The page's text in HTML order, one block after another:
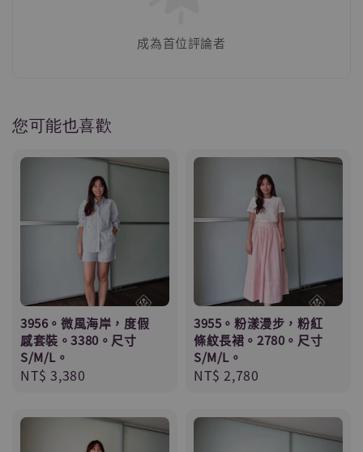
成為首位評論者
您可能也喜歡
3956。微風海岸，度假
感套裝。3380。尺寸
S/M/L。
Regular
NT$ 3,380
3955。粉漾漫步，粉紅
條紋長裙。2780。尺寸
S/M/L。
Regular
NT$ 2,780